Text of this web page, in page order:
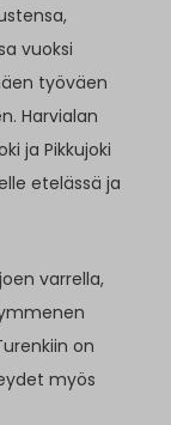
vuoksi
työväen
Harvialan
ja Pikkujoki
etelässä ja
varrella,
on
myös